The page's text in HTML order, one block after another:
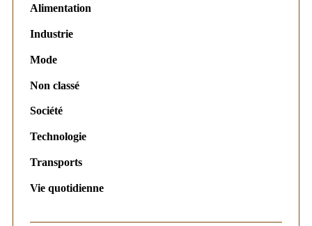
Alimentation
Industrie
Mode
Non classé
Société
Technologie
Transports
Vie quotidienne